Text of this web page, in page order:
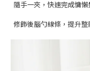
隨手一夾，快速完成慵
修飾後腦勺線條，提升